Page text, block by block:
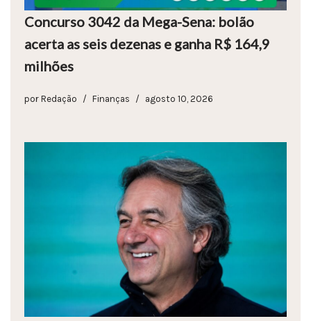
Concurso 3042 da Mega-Sena: bolão
acerta as seis dezenas e ganha R$ 164,9
milhões
por Redação Finanças agosto 10, 2026